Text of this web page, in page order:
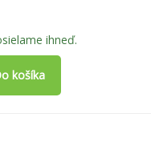
ihneď.
košíka